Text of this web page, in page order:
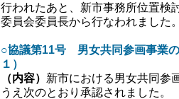
行われたあと、新市事務所位置検
委員会委員長から行なわれました
○協議第11号 男女共同参画事業
１）
（内容） 新市における男女共同参
うえ次のとおり承認されました。